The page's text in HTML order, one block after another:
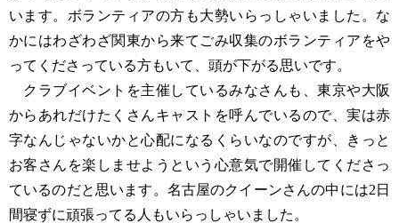
います。ボランティアの方も大勢いらっしゃいました。な
かにはわざわざ関東から来てごみ収集のボランティアをや
ってくださっている方もいて、頭が下がる思いです。
クラブイベントを主催しているみなさんも、東京や大阪
からあれだけたくさんキャストを呼んでいるので、実は赤
字なんじゃないかと心配になるくらいなのですが、きっと
お客さんを楽しませようという心意気で開催してくださっ
ているのだと思います。名古屋のクイーンさんの中には2日
間寝ずに頑張ってる人もいらっしゃいました。